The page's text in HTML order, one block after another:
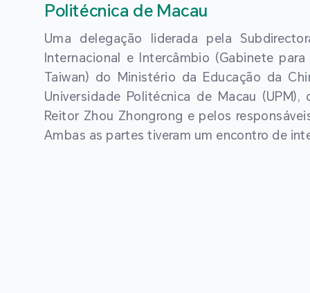
Politécnica de Macau
Uma delegação liderada pela
Internacional e Intercâmbio (Gabinete
Taiwan) do Ministério da Educação da
Universidade Politécnica de Macau
Reitor Zhou Zhongrong e pelos
Ambas as partes tiveram um encontro de